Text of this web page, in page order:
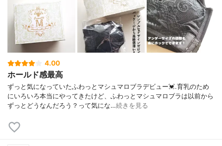
4.00
ホールド感最高
ずっと気になっていたふわっとマシュマロブラデビュー💓.育乳のため
にいろいろ本当にやってきたけど、ふわっとマシュマロブラは以前から
ずっとどうなんだろう？って気にな…続きを見る